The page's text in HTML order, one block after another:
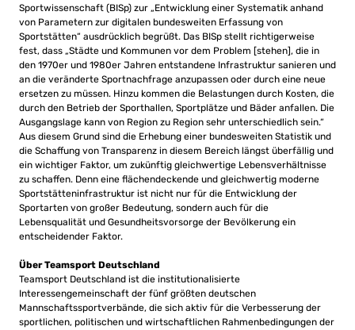
Sportwissenschaft (BISp) zur „Entwicklung einer Systematik anhand
von Parametern zur digitalen bundesweiten Erfassung von
Sportstätten“ ausdrücklich begrüßt. Das BISp stellt richtigerweise
fest, dass „Städte und Kommunen vor dem Problem [stehen], die in
den 1970er und 1980er Jahren entstandene Infrastruktur sanieren und
an die veränderte Sportnachfrage anzupassen oder durch eine neue
ersetzen zu müssen. Hinzu kommen die Belastungen durch Kosten, die
durch den Betrieb der Sporthallen, Sportplätze und Bäder anfallen. Die
Ausgangslage kann von Region zu Region sehr unterschiedlich sein.“
Aus diesem Grund sind die Erhebung einer bundesweiten Statistik und
die Schaffung von Transparenz in diesem Bereich längst überfällig und
ein wichtiger Faktor, um zukünftig gleichwertige Lebensverhältnisse
zu schaffen. Denn eine flächendeckende und gleichwertig moderne
Sportstätteninfrastruktur ist nicht nur für die Entwicklung der
Sportarten von großer Bedeutung, sondern auch für die
Lebensqualität und Gesundheitsvorsorge der Bevölkerung ein
entscheidender Faktor.
Über Teamsport Deutschland
Teamsport Deutschland ist die institutionalisierte
Interessengemeinschaft der fünf größten deutschen
Mannschaftssportverbände, die sich aktiv für die Verbesserung der
sportlichen, politischen und wirtschaftlichen Rahmenbedingungen der